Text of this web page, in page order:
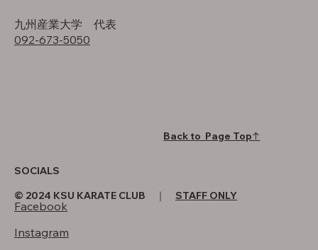
​九州産業大学 代表
092-673-5050
SOCIALS
Facebook
Instagram
Back to Page Top↑
© 2024 KSU KARATE CLUB ｜ STAFF ONLY